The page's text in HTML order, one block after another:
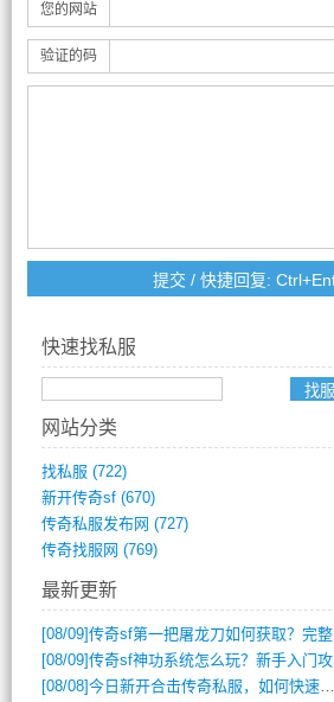
您的网站
验证的码
快速找私服
网站分类
找私服 (722)
新开传奇sf(670)
传奇私服发布网 (727)
传奇找服网 (769)
最新更新
[08/09]传奇sf第一把屠龙刀如何获取？完整攻略揭秘
[08/09]传奇sf神功系统怎么玩？新手入门攻略全解析
[08/08]今日新开合击传奇私服，如何快速提升角色战力？